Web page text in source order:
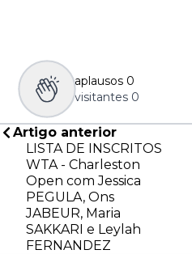
aplausos 0
visitantes 0
Artigo anterior
LISTA DE INSCRITOS
WTA - Charleston
Open com Jessica
PEGULA, Ons
JABEUR, Maria
SAKKARI e Leylah
FERNANDEZ